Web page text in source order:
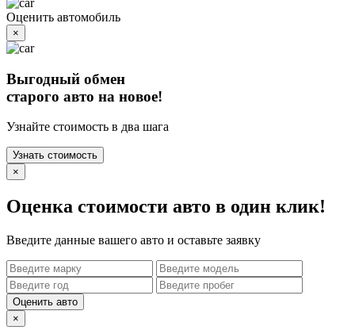
Оценить автомобиль
×
Выгодный обмен
старого авто на новое!
Узнайте стоимость в два шага
Узнать стоимость
×
Оценка стоимости авто в один клик!
Введите данные вашего авто и оставьте заявку
Оценить авто
×